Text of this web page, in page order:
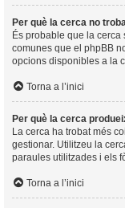
Per què la cerca no
És probable que la
comunes que el phpBB
opcions disponibles a la
Torna a l’inici
Per què la cerca
La cerca ha trobat més
gestionar. Utilitzeu la
paraules utilitzades i els
Torna a l’inici